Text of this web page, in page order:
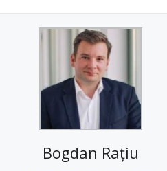
Bogdan Rațiu